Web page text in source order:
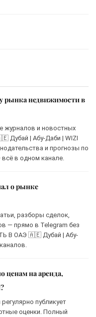
рынка недвижимости в
журналов и новостных
| Абу-Даби | WIZI
и прогнозы по
в одном канале.
о рынке
разборы сделок,
— прямо в Telegram без
В ОАЭ 🇦🇪 Дубай | Абу-
ценам на аренда,
публикует
оценки. Полный